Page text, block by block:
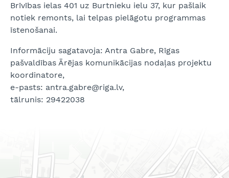
Brīvības ielas 401 uz Burtnieku ielu 37, kur pašlaik
notiek remonts, lai telpas pielāgotu programmas
īstenošanai.
Informāciju sagatavoja: Antra Gabre, Rīgas
pašvaldības Ārējas komunikācijas nodaļas projektu
koordinatore,
e-pasts: antra.gabre@riga.lv,
tālrunis: 29422038